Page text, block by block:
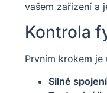
vašem zařízení a
Kontrola
Prvním krokem je
Silné